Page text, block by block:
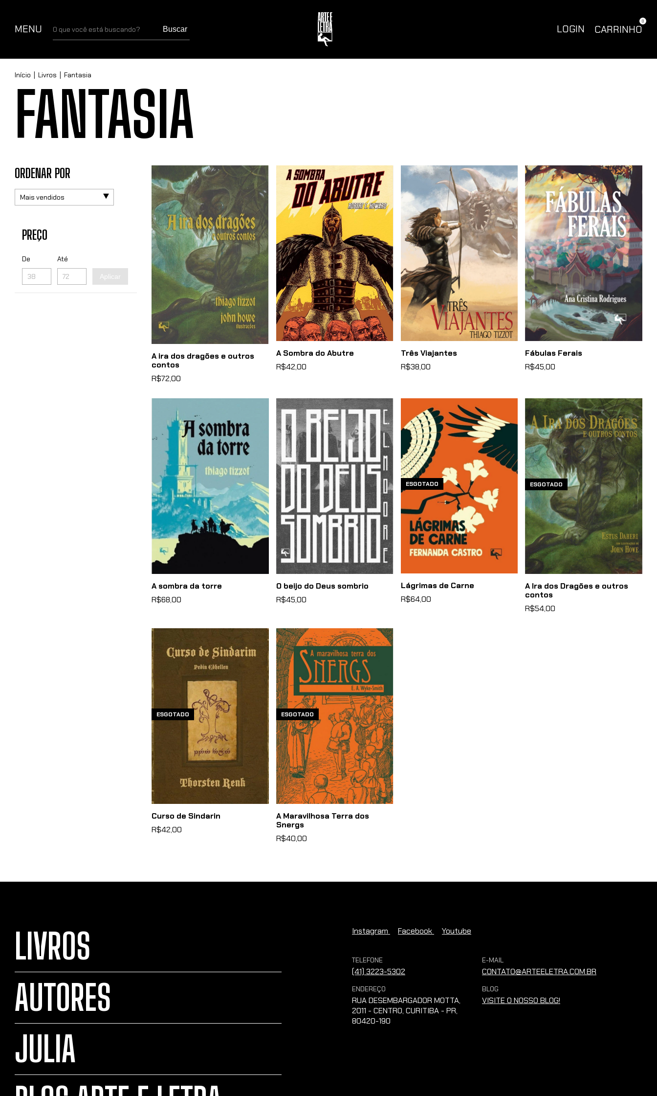
MENU Buscar LOGIN CARRINHO
0
Início Livros Fantasia
FANTASIA
ORDENAR POR
PREÇO
De Até
Aplicar
A ira dos dragões e outros
contos
R$72,00
A Sombra do Abutre
R$42,00
Três Viajantes
R$38,00
Fábulas Ferais
R$45,00
A sombra da torre
R$68,00
O beijo do Deus sombrio
R$45,00
ESGOTADO
Lágrimas de Carne
R$64,00
ESGOTADO
A Ira dos Dragões e outros
contos
R$54,00
ESGOTADO
Curso de Sindarin
R$42,00
ESGOTADO
A Maravilhosa Terra dos
Snergs
R$40,00
LIVROS
AUTORES
JULIA
Instagram Facebook Youtube
TELEFONE
(41) 3223-5302
E-MAIL
CONTATO@ARTEELETRA.COM.BR
ENDEREÇO
RUA DESEMBARGADOR MOTTA,
2011 - CENTRO, CURITIBA - PR,
80420-190
BLOG
VISITE O NOSSO BLOG!